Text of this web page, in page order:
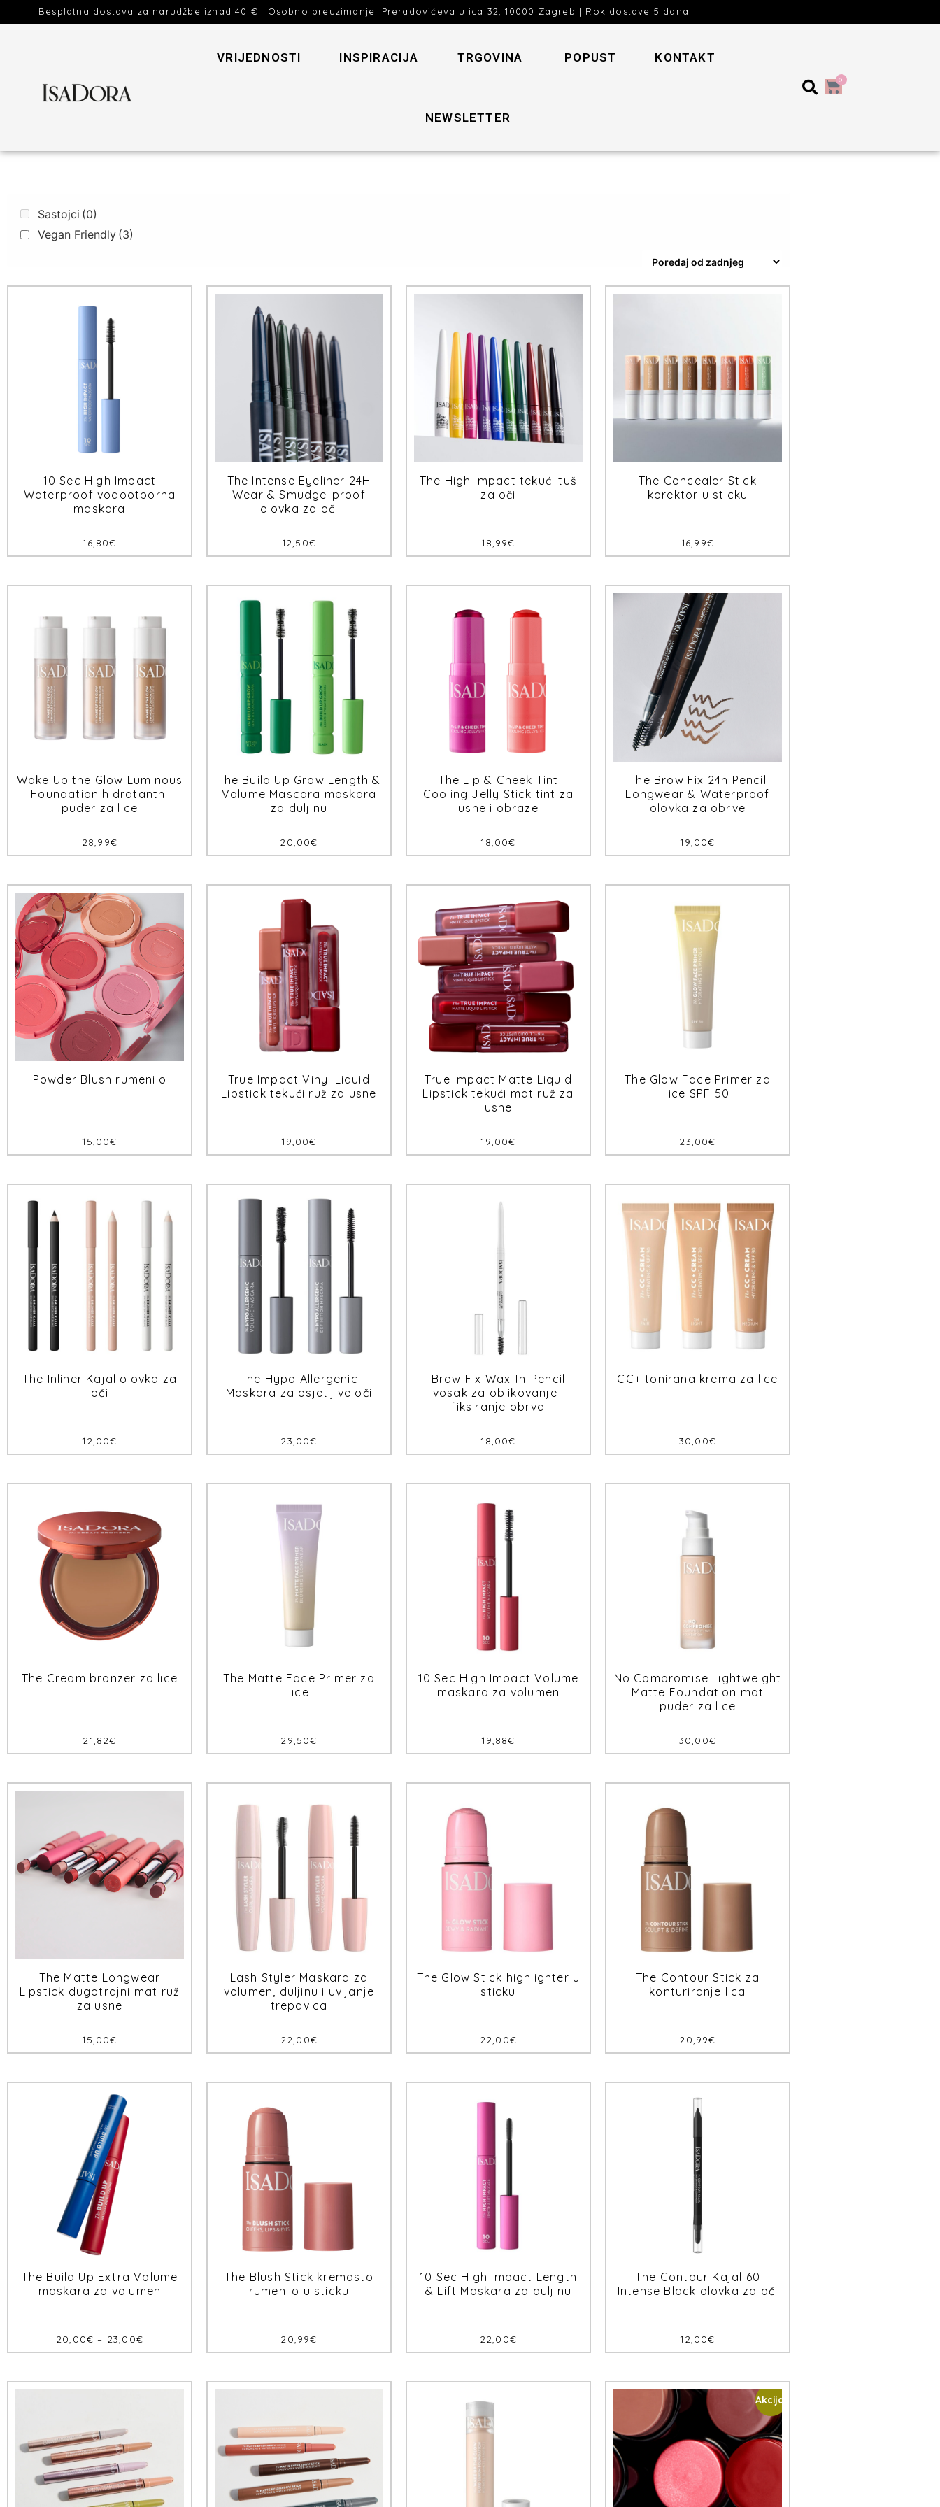
Besplatna dostava za narudžbe iznad 40 € | Osobno preuzimanje: Preradovićeva ulica 32, 10000 Zagreb | Rok dostave 5 dana
VRIJEDNOSTI INSPIRACIJA TRGOVINA POPUST KONTAKT
NEWSLETTER
0
Sastojci (0)
Vegan Friendly (3)
10 Sec High Impact
Waterproof vodootporna
maskara
16,80€
The Intense Eyeliner 24H
Wear & Smudge-proof
olovka za oči
12,50€
The High Impact tekući tuš
za oči
18,99€
The Concealer Stick
korektor u sticku
16,99€
Wake Up the Glow Luminous
Foundation hidratantni
puder za lice
28,99€
The Build Up Grow Length &
Volume Mascara maskara
za duljinu
20,00€
The Lip & Cheek Tint
Cooling Jelly Stick tint za
usne i obraze
18,00€
The Brow Fix 24h Pencil
Longwear & Waterproof
olovka za obrve
19,00€
Powder Blush rumenilo
15,00€
True Impact Vinyl Liquid
Lipstick tekući ruž za usne
19,00€
True Impact Matte Liquid
Lipstick tekući mat ruž za
usne
19,00€
The Glow Face Primer za
lice SPF 50
23,00€
The Inliner Kajal olovka za
oči
12,00€
The Hypo Allergenic
Maskara za osjetljive oči
23,00€
Brow Fix Wax-In-Pencil
vosak za oblikovanje i
fiksiranje obrva
18,00€
CC+ tonirana krema za lice
30,00€
The Cream bronzer za lice
21,82€
The Matte Face Primer za
lice
29,50€
10 Sec High Impact Volume
maskara za volumen
19,88€
No Compromise Lightweight
Matte Foundation mat
puder za lice
30,00€
The Matte Longwear
Lipstick dugotrajni mat ruž
za usne
15,00€
Lash Styler Maskara za
volumen, duljinu i uvijanje
trepavica
22,00€
The Glow Stick highlighter u
sticku
22,00€
The Contour Stick za
konturiranje lica
20,99€
The Build Up Extra Volume
maskara za volumen
20,00€ – 23,00€
The Blush Stick kremasto
rumenilo u sticku
20,99€
10 Sec High Impact Length
& Lift Maskara za duljinu
22,00€
The Contour Kajal 60
Intense Black olovka za oči
12,00€
Akcija!